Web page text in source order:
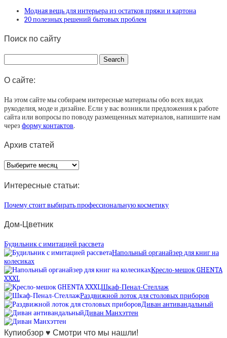
Модная вещь для интерьера из остатков пряжи и картона
20 полезных решений бытовых проблем
Поиск по сайту
О сайте:
На этом сайте мы собираем интересные материалы обо всех видах
рукоделия, моде и дизайне. Если у вас возникли предложения к работе
сайта или вопросы по поводу размещенных материалов, напишите нам
через форму контактов.
Архив статей
Архив
статей
Интересные статьи:
Почему стоит выбирать профессиональную косметику
Дом-Цветник
Будильник с имитацией рассвета
Напольный органайзер для книг на
колесиках
Кресло-мешок GHENTA
XXXL
Шкаф-Пенал-Стеллаж
Раздвижной лоток для столовых приборов
Диван антивандальный
Диван Манхэттен
Купиобзор ♥ Смотри что мы нашли!